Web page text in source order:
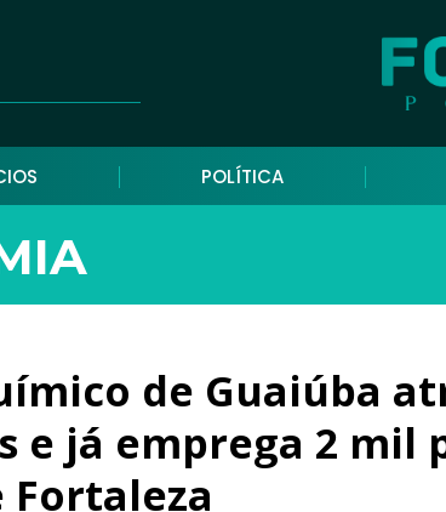
POLÍTICA
de Guaiúba
e já emprega 2 mil
Fortaleza